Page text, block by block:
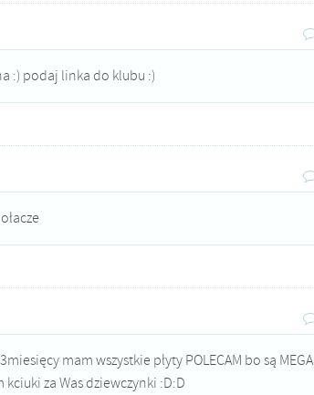
:) podaj linka do klubu :)
mam wszystkie płyty POLECAM bo są MEGA
kciuki za Was dziewczynki :D:D